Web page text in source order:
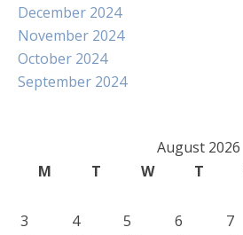
December 2024
November 2024
October 2024
September 2024
August 2026
M
T W T
3
4 5 6 7